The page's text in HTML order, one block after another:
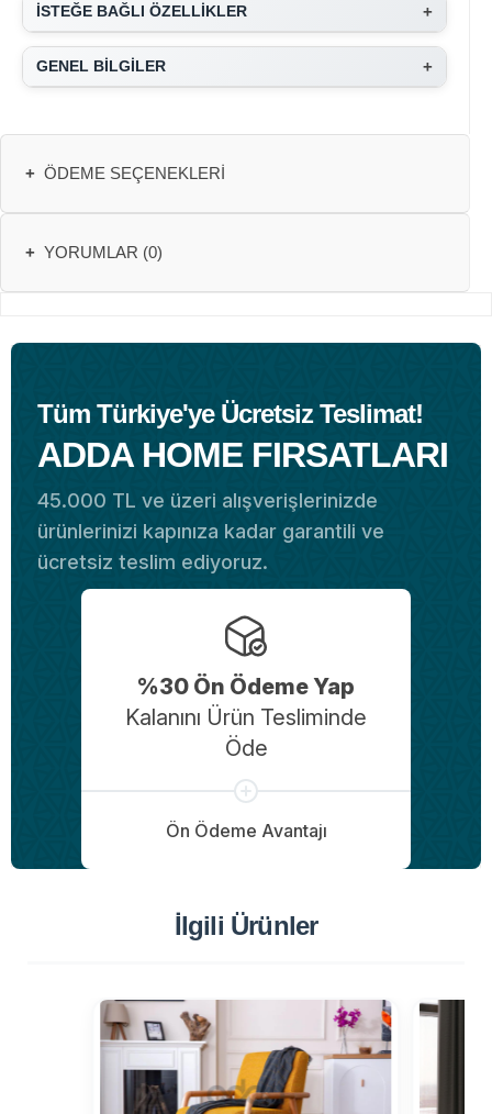
İSTEĞE BAĞLI ÖZELLİKLER +
GENEL BİLGİLER +
+ ÖDEME SEÇENEKLERI
+ YORUMLAR (0)
Tüm Türkiye'ye Ücretsiz Teslimat!
ADDA HOME FIRSATLARI
45.000 TL ve üzeri alışverişlerinizde
ürünlerinizi kapınıza kadar garantili ve
ücretsiz teslim ediyoruz.
%30 Ön Ödeme Yap
Kalanını Ürün Tesliminde
Öde
Ön Ödeme Avantajı
İlgili Ürünler